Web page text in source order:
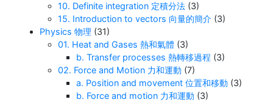
10. Definite integration 定積分法 (3)
15. Introduction to vectors 向量的簡介 (3)
Physics 物理 (31)
01. Heat and Gases 熱和氣體 (3)
b. Transfer processes 熱轉移過程 (3)
02. Force and Motion 力和運動 (7)
a. Position and movement 位置和移動 (3)
b. Force and motion 力和運動 (3)